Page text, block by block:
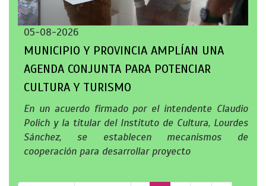
05-08-2026
MUNICIPIO Y PROVINCIA AMPLÍAN UNA
AGENDA CONJUNTA PARA POTENCIAR
CULTURA Y TURISMO
En un acuerdo firmado por el intendente Claudio
Polich y la titular del Instituto de Cultura, Lourdes
Sánchez, se establecen mecanismos de
cooperación para desarrollar proyecto